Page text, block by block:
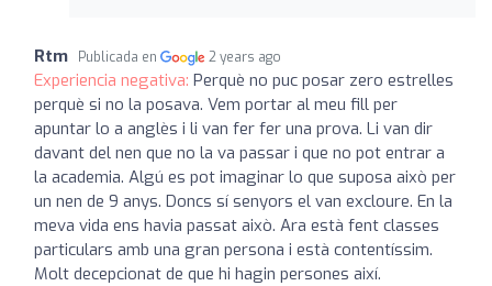
Rtm Publicada en 2 years ago
Experiencia negativa: Perquè no puc posar zero estrelles
perquè si no la posava. Vem portar al meu fill per
apuntar lo a anglès i li van fer fer una prova. Li van dir
davant del nen que no la va passar i que no pot entrar a
la academia. Algú es pot imaginar lo que suposa això per
un nen de 9 anys. Doncs sí senyors el van excloure. En la
meva vida ens havia passat això. Ara està fent classes
particulars amb una gran persona i està contentíssim.
Molt decepcionat de que hi hagin persones així.